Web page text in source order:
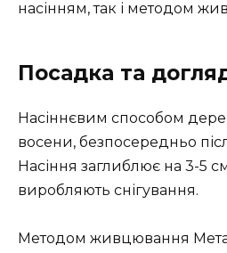
насінням, так і методом
Посадка та
Насіннєвим способом
восени, безпосередньо
Насіння заглиблює на 3-5
виробляють снігування.
Методом живцювання